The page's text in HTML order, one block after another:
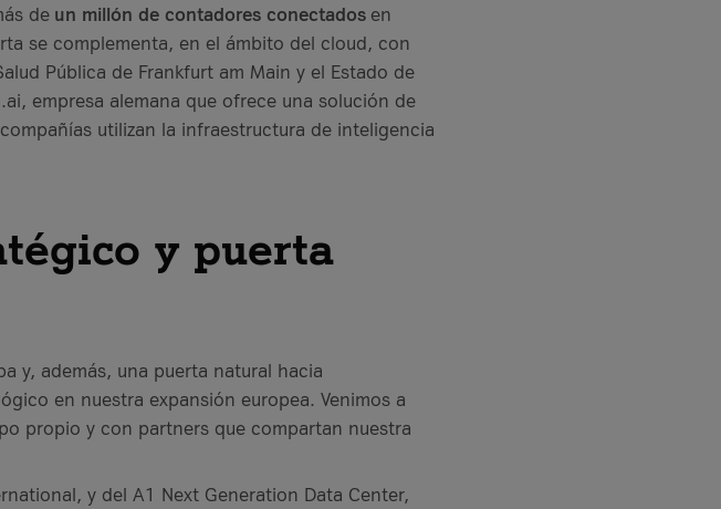
de un millón de contadores conectados en
se complementa, en el ámbito del cloud, con
Pública de Frankfurt am Main y el Estado de
empresa alemana que ofrece una solución de
utilizan la infraestructura de inteligencia
y puerta
y, además, una puerta natural hacia
en nuestra expansión europea. Venimos a
propio y con partners que compartan nuestra
y del A1 Next Generation Data Center,